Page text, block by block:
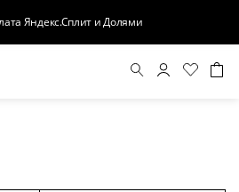
Яндекс.Сплит и Долями